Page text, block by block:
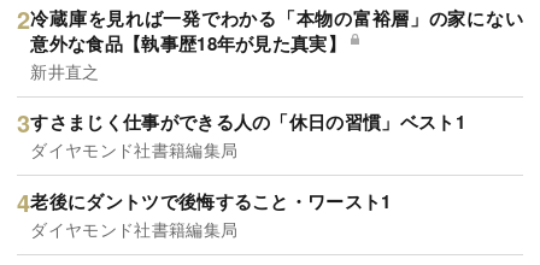
冷蔵庫を見れば一発でわかる「本物の富裕層」の家にない
意外な食品【執事歴18年が見た真実】
新井直之
すさまじく仕事ができる人の「休日の習慣」ベスト1
ダイヤモンド社書籍編集局
老後にダントツで後悔すること・ワースト1
ダイヤモンド社書籍編集局